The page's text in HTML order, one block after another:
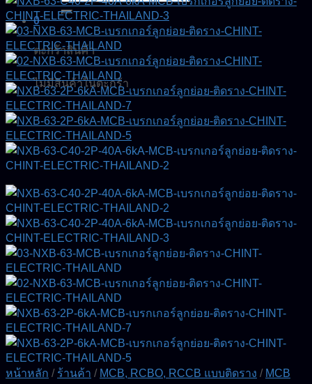
0
ตะกร้าสินค้า
ไม่มีสินค้าในตะกร้า
หน้าหลัก / ร้านค้า / MCB, RCBO, RCCB แบบติดราง / MCB